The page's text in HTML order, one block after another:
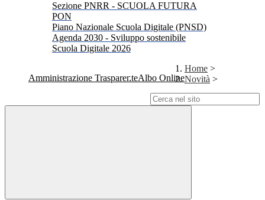
Sezione PNRR - SCUOLA FUTURA
PON
Piano Nazionale Scuola Digitale (PNSD)
Agenda 2030 - Sviluppo sostenibile
Scuola Digitale 2026
Amministrazione TrasparenteAlbo Online
Home >
Novità >